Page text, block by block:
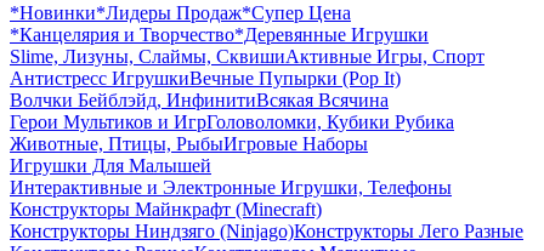
*Новинки*Лидеры Продаж*Супер Цена
*Канцелярия и Творчество*Деревянные Игрушки
Slime, Лизуны, Слаймы, СквишиАктивные Игры, Спорт
Антистресс ИгрушкиВечные Пупырки (Pop It)
Волчки Бейблэйд, ИнфинитиВсякая Всячина
Герои Мультиков и ИгрГоловоломки, Кубики Рубика
Животные, Птицы, РыбыИгровые Наборы
Игрушки Для Малышей
Интерактивные и Электронные Игрушки, Телефоны
Конструкторы Майнкрафт (Minecraft)
Конструкторы Ниндзяго (Ninjago)Конструкторы Лего Разные